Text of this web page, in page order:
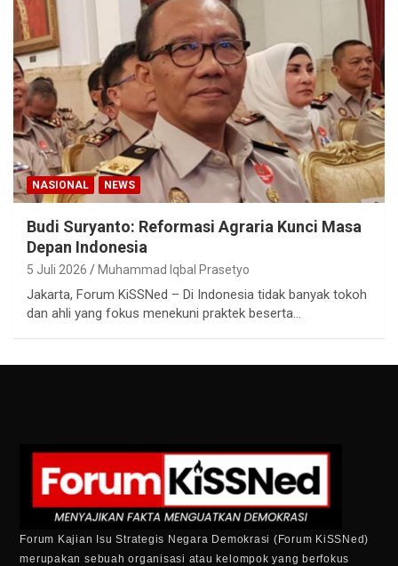
NASIONAL NEWS
Budi Suryanto: Reformasi Agraria Kunci Masa
Depan Indonesia
5 Juli 2026 Muhammad Iqbal Prasetyo
Jakarta, Forum KiSSNed – Di Indonesia tidak banyak tokoh
dan ahli yang fokus menekuni praktek beserta…
Forum Kajian Isu Strategis Negara Demokrasi (Forum KiSSNed)
merupakan sebuah organisasi atau kelompok yang berfokus